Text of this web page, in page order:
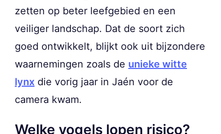
zetten op beter leefgebied en een
veiliger landschap. Dat de soort zich
goed ontwikkelt, blijkt ook uit bijzondere
waarnemingen zoals de unieke witte
lynx die vorig jaar in Jaén voor de
camera kwam.
Welke vogels lopen risico?